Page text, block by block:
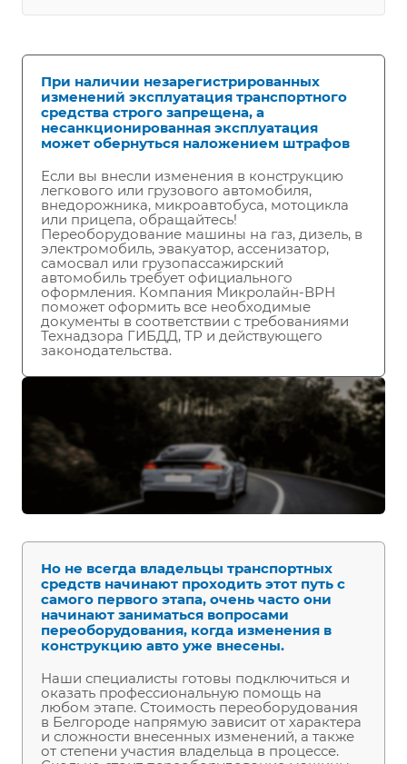
При наличии незарегистрированных
изменений эксплуатация транспортного
средства строго запрещена, а
несанкционированная эксплуатация
может обернуться наложением штрафов
Если вы внесли изменения в конструкцию
легкового или грузового автомобиля,
внедорожника, микроавтобуса, мотоцикла
или прицепа, обращайтесь!
Переоборудование машины на газ, дизель, в
электромобиль, эвакуатор, ассенизатор,
самосвал или грузопассажирский
автомобиль требует официального
оформления. Компания Микролайн-ВРН
поможет оформить все необходимые
документы в соответствии с требованиями
Технадзора ГИБДД, ТР и действующего
законодательства.
Но не всегда владельцы транспортных
средств начинают проходить этот путь с
самого первого этапа, очень часто они
начинают заниматься вопросами
переоборудования, когда изменения в
конструкцию авто уже внесены.
Наши специалисты готовы подключиться и
оказать профессиональную помощь на
любом этапе. Стоимость переоборудования
в Белгороде напрямую зависит от характера
и сложности внесенных изменений, а также
от степени участия владельца в процессе.